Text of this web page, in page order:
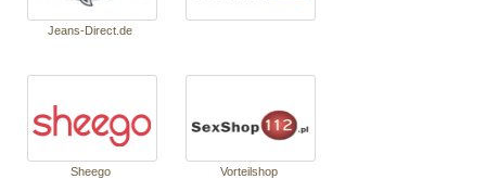
Jeans-Di­rect.de
Shee­go Vor­teilshop